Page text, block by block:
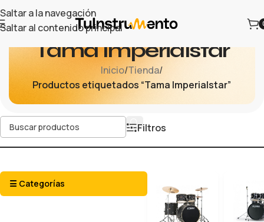
Saltar a la navegación
Saltar al contenido principal
Tama Imperialstar
Inicio/Tienda/
Productos etiquetados “Tama Imperialstar”
Filtros
☰ Categorías